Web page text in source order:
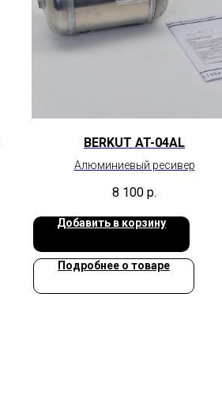
BERKUT AT-04AL
Алюминиевый ресивер
8 100 р.
Добавить в корзину
Подробнее о товаре